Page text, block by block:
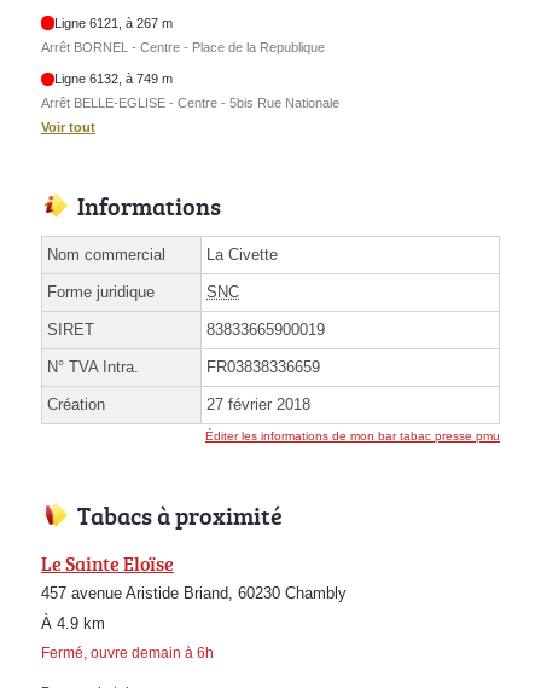
Ligne 6121, à 267 m
Arrêt BORNEL - Centre - Place de la Republique
Ligne 6132, à 749 m
Arrêt BELLE-EGLISE - Centre - 5bis Rue Nationale
Voir tout
Informations
Nom commercial La Civette
Forme juridique SNC
SIRET 83833665900019
N° TVA Intra. FR03838336659
Création 27 février 2018
Éditer les informations de mon bar tabac presse pmu
Tabacs à proximité
Le Sainte Eloïse
457 avenue Aristide Briand, 60230 Chambly
À 4.9 km
Fermé, ouvre demain à 6h